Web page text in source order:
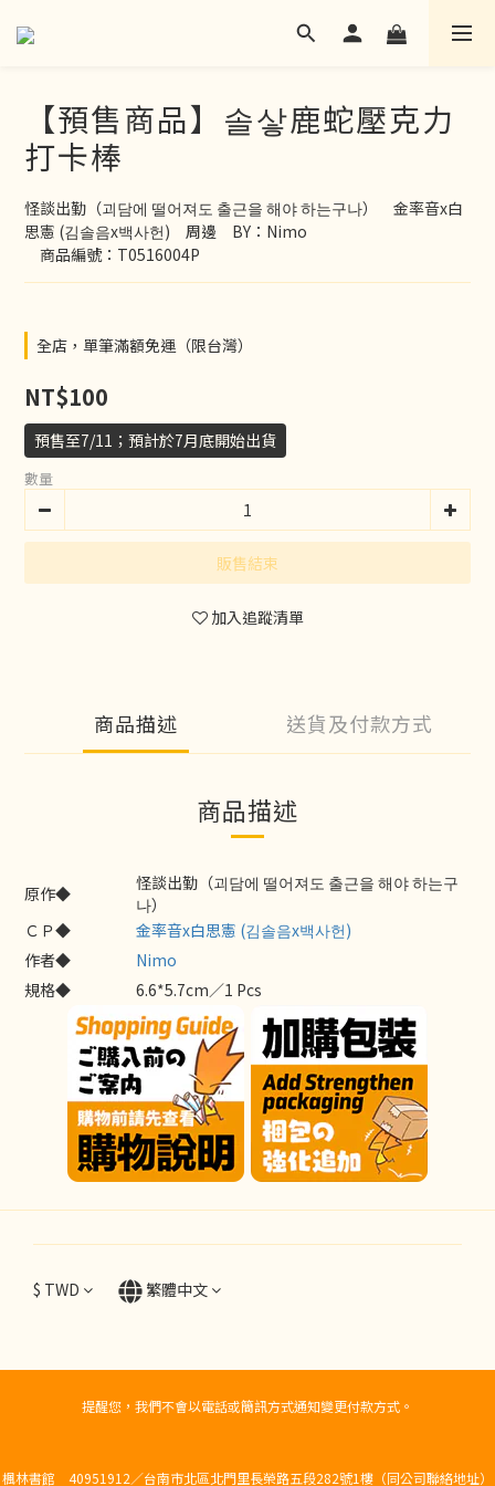
【預售商品】솔샇鹿蛇壓克力
打卡棒
怪談出勤（괴담에 떨어져도 출근을 해야 하는구나）　金率音x白
思憲 (김솔음x백사헌)　周邊　BY：Nimo
商品編號：T0516004P
全店，單筆滿額免運（限台灣）
NT$100
預售至7/11；預計於7月底開始出貨
數量
販售結束
加入追蹤清單
商品描述 送貨及付款方式
商品描述
原作◆
怪談出勤（괴담에 떨어져도 출근을 해야 하는구
나）
ＣＰ◆
金率音x白思憲 (김솔음x백사헌)
作者◆
Nimo
規格◆
6.6*5.7cm／1 Pcs
$ TWD 繁體中文
提醒您，我們不會以電話或簡訊方式通知變更付款方式。
楓林書館 40951912／台南市北區北門里長榮路五段282號1樓（同公司聯絡地址）